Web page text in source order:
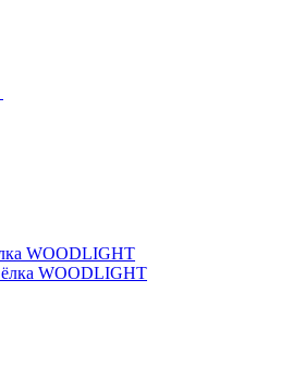
WOODLIGHT
WOODLIGHT